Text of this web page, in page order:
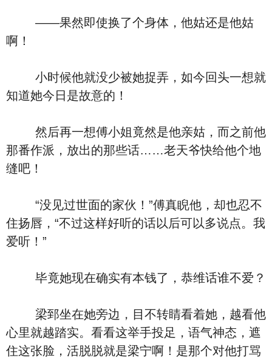
——果然即使换了个身体，他姑还是他姑
啊！
小时候他就没少被她捉弄，如今回头一想就
知道她今日是故意的！
然后再一想傅小姐竟然是他亲姑，而之前他
那番作派，放出的那些话……老天爷快给他个地
缝吧！
“没见过世面的家伙！”傅真睨他，却也忍不
住扬唇，“不过这样好听的话以后可以多说点。我
爱听！”
毕竟她现在确实有本钱了，恭维话谁不爱？
梁郅坐在她旁边，目不转睛看着她，越看他
心里就越踏实。看看这举手投足，语气神态，遮
住这张脸，活脱脱就是梁宁啊！是那个对他打骂